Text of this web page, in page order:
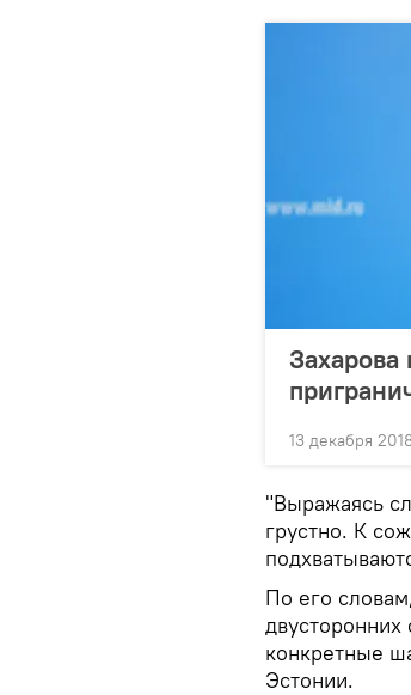
Захарова
13 декабря
"Выражаясь
грустно. К
По его
конкретные
Эстонии.